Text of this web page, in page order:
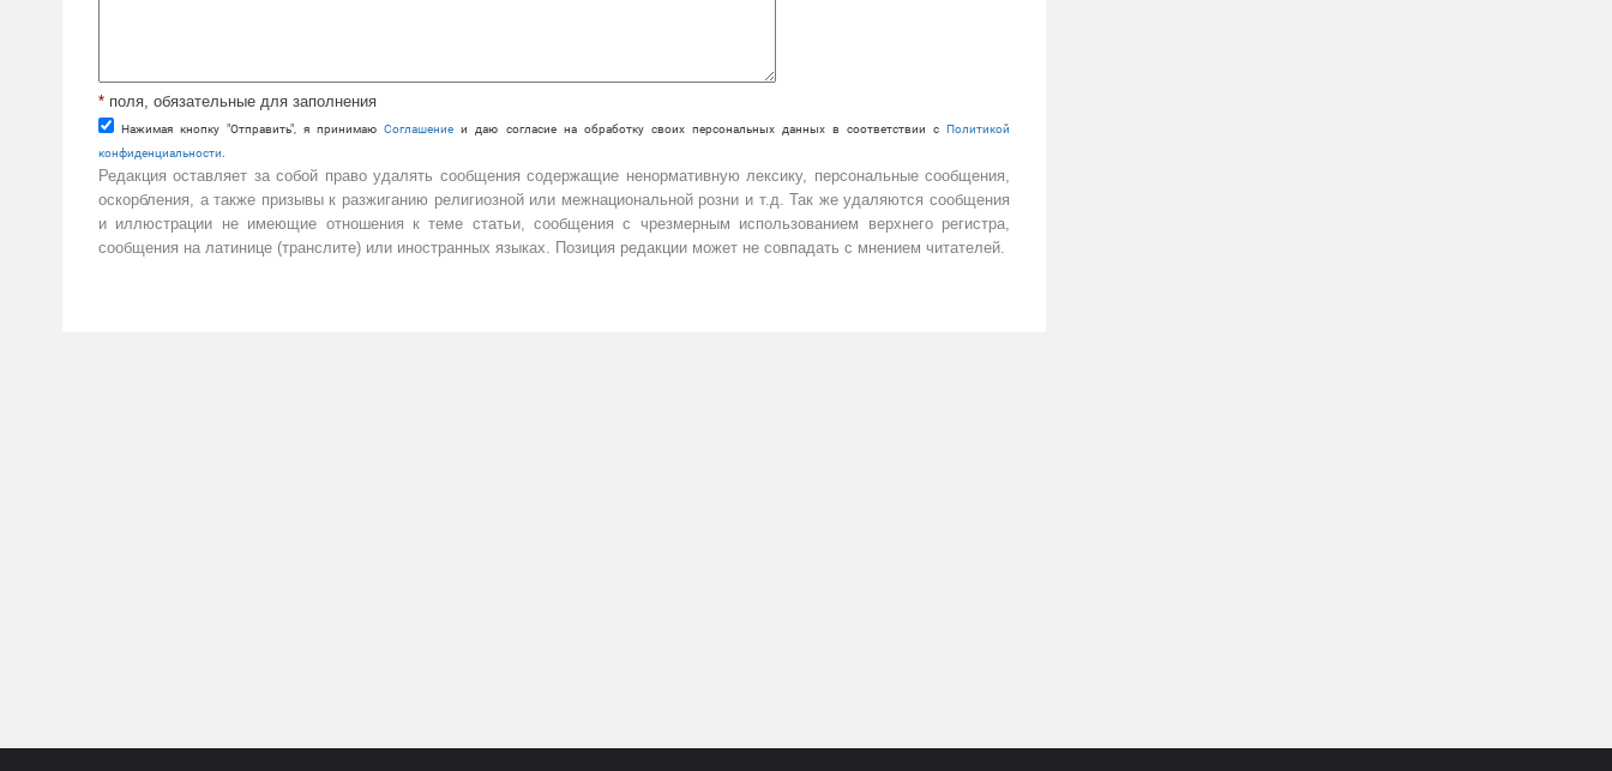
* поля, обязательные для заполнения
Нажимая кнопку "Отправить", я принимаюCоглашение и даю согласие на обработку своих персональных данных в соответствии сПолитикой
конфиденциальности
Редакция оставляет за собой право удалять сообщения содержащие ненормативную лексику, персональные сообщения,
оскорбления, а также призывы к разжиганию религиозной или межнациональной розни и т.д. Так же удаляются сообщения
и иллюстрации не имеющие отношения к теме статьи, сообщения с чрезмерным использованием верхнего регистра,
сообщения на латинице (транслите) или иностранных языках. Позиция редакции может не совпадать с мнением читателей.